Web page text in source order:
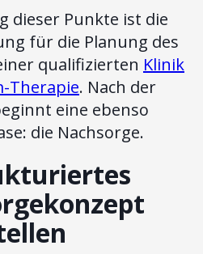
dieser Punkte ist die
für die Planung des
qualifizierten Klinik
Therapie. Nach der
eine ebenso
die Nachsorge.